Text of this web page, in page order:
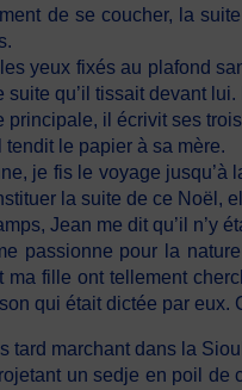
de se coucher, la
yeux fixés au plafond
suite qu’il tissait devant
principale, il écrivit ses
le papier à sa mère.
je fis le voyage
la suite de ce Noël,
Jean me dit qu’il n’y
passionne pour la
ma fille ont tellement
qui était dictée par eux.
tard marchant dans la
un sedje en poil